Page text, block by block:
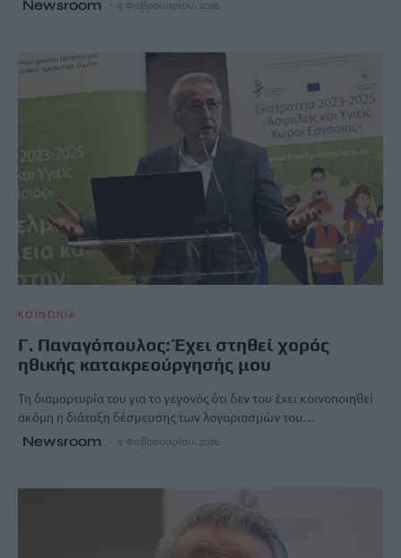
Newsroom 9 Φεβρουαρίου, 2026
ΚΟΙΝΩΝΙΑ
Γ. Παναγόπουλος: Έχει στηθεί χορός
ηθικής κατακρεούργησής μου
Τη διαμαρτυρία του για το γεγονός ότι δεν του έχει κοινοποιηθεί
ακόμη η διάταξη δέσμευσης των λογαριασμών του…
Newsroom 9 Φεβρουαρίου, 2026